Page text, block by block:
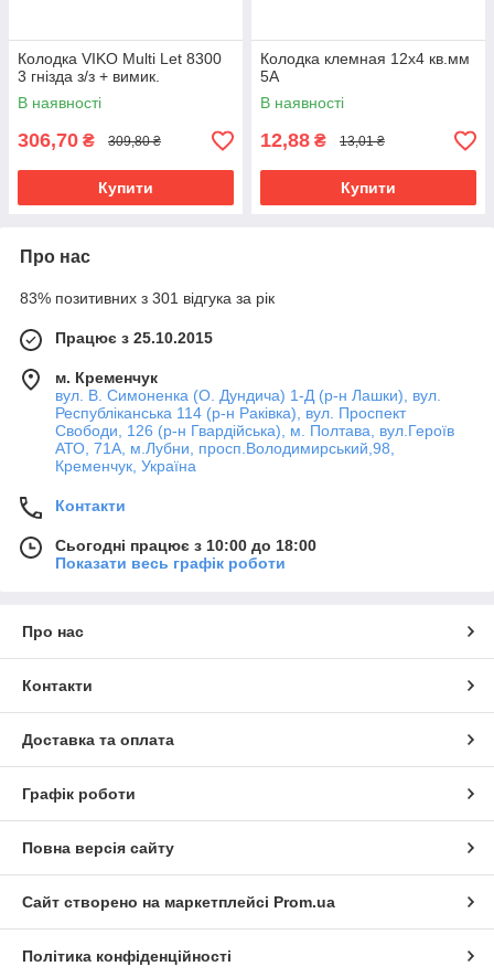
Колодка VIKO Multi Let 8300
3 гнізда з/з + вимик.
В наявності
306,70 ₴ 309,80 ₴
Купити
Колодка клемная 12х4 кв.мм
5А
В наявності
12,88 ₴ 13,01 ₴
Купити
Про нас
83% позитивних з 301 відгука за рік
Працює з 25.10.2015
м. Кременчук
вул. В. Симоненка (О. Дундича) 1-Д (р-н Лашки), вул.
Республіканська 114 (р-н Раківка), вул. Проспект
Свободи, 126 (р-н Гвардійська), м. Полтава, вул.Героїв
АТО, 71А, м.Лубни, просп.Володимирський,98,
Кременчук, Україна
Контакти
Сьогодні працює з 10:00 до 18:00
Показати весь графік роботи
Про нас
Контакти
Доставка та оплата
Графік роботи
Повна версія сайту
Сайт створено на маркетплейсі Prom.ua
Політика конфіденційності